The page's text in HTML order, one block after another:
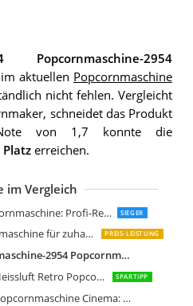
2954
aktuellen Popcornmaschine
nicht fehlen. Vergleicht
schneidet das Produkt
von 1,7 konnte die
Platzerreichen.
im Vergleich
Rosenstein & Söhne Popcornmaschine: Profi-Retro-Popcorn-Maschine"Cinema" SIEGER
WMF KÜCHENminis Popcornmaschine für zuhause PREIS-LEISTUNG
Ariete 2954 Popcornmaschine-2954 Popcornmaschine
Gadgy Popcornmaschine Heissluft Retro Popcorn Maker
SPARTIPP
Rosenstein & Söhne Popcornmaschine Cinema: Profi-Popcorn-Maschine"Cinema"
Gadgy Popcorn Maschine Retro
Gadgy Popcornmaschine l 800W
Jago Popcornmaschine Retro
celexon CinePop CP1000 Popcorn-
Russell Hobbs Popcornmaschine